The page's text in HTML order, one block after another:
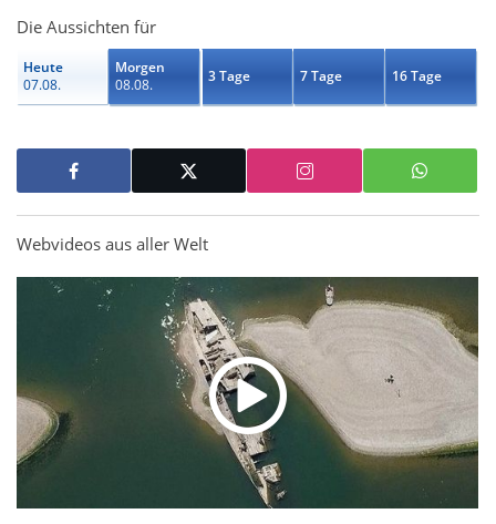
Die Aussichten für
Heute
07.08.
Morgen
08.08.
3 Tage 7 Tage 16 Tage
Webvideos aus aller Welt